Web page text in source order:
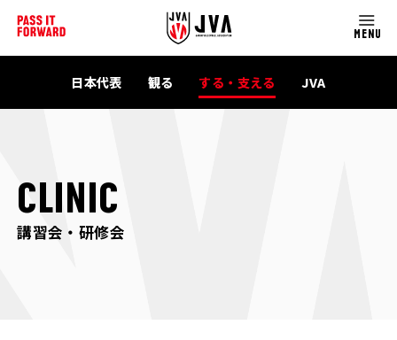
MENU
日本代表 観る する・支える JVA
CLINIC
講習会・研修会